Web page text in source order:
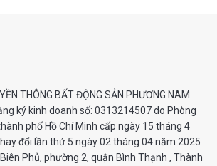
THÔNG BẤT ĐỘNG SẢN PHƯƠNG NAM
ký kinh doanh số: 0313214507 do Phòng
phố Hồ Chí Minh cấp ngày 15 tháng 4
đổi lần thứ 5 ngày 02 tháng 04 năm 2025
Phủ, phường 2, quận Bình Thạnh , Thành